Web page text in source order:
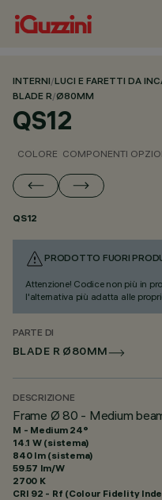
INTERNI/LUCI E FARETTI DA
BLADE R/Ø80MM
QS12
COLORE COMPONENTI
QS12
PRODOTTO FUORI
Attenzione! Codice non più in
l'alternativa più adatta alle
PARTE DI
BLADE R Ø80MM
DESCRIZIONE
Frame Ø 80 - Medium
M - Medium 24°
14.1 W (sistema)
840 lm (sistema)
59.57 lm/W
2700 K
CRI 92 - Rf (Colour Fidelity